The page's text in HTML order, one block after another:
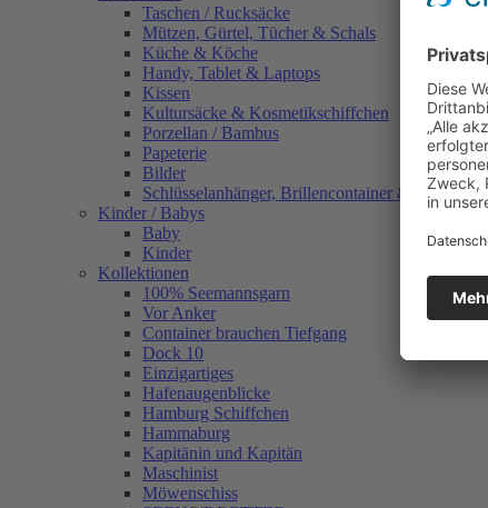
Taschen / Rucksäcke
Mützen, Gürtel, Tücher & Schals
Küche & Köche
Handy, Tablet & Laptops
Kissen
Kultursäcke & Kosmetikschiffchen
Porzellan / Bambus
Papeterie
Bilder
Schlüsselanhänger, Brillencontainer & mehr
Kinder / Babys
Baby
Kinder
Kollektionen
100% Seemannsgarn
Vor Anker
Container brauchen Tiefgang
Dock 10
Einzigartiges
Hafenaugen­blicke
Hamburg Schiffchen
Hammaburg
Kapitänin und Kapitän
Maschinist
Möwenschiss